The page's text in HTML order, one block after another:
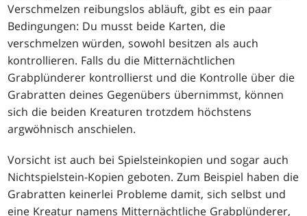
Verschmelzen reibungslos abläuft, gibt es ein paar
Bedingungen: Du musst beide Karten, die
verschmelzen würden, sowohl besitzen als auch
kontrollieren. Falls du die Mitternächtlichen
Grabplünderer kontrollierst und die Kontrolle über die
Grabratten deines Gegenübers übernimmst, können
sich die beiden Kreaturen trotzdem höchstens
argwöhnisch anschielen.
Vorsicht ist auch bei Spielsteinkopien und sogar auch
Nichtspielstein-Kopien geboten. Zum Beispiel haben die
Grabratten keinerlei Probleme damit, sich selbst und
eine Kreatur namens Mitternächtliche Grabplünderer,